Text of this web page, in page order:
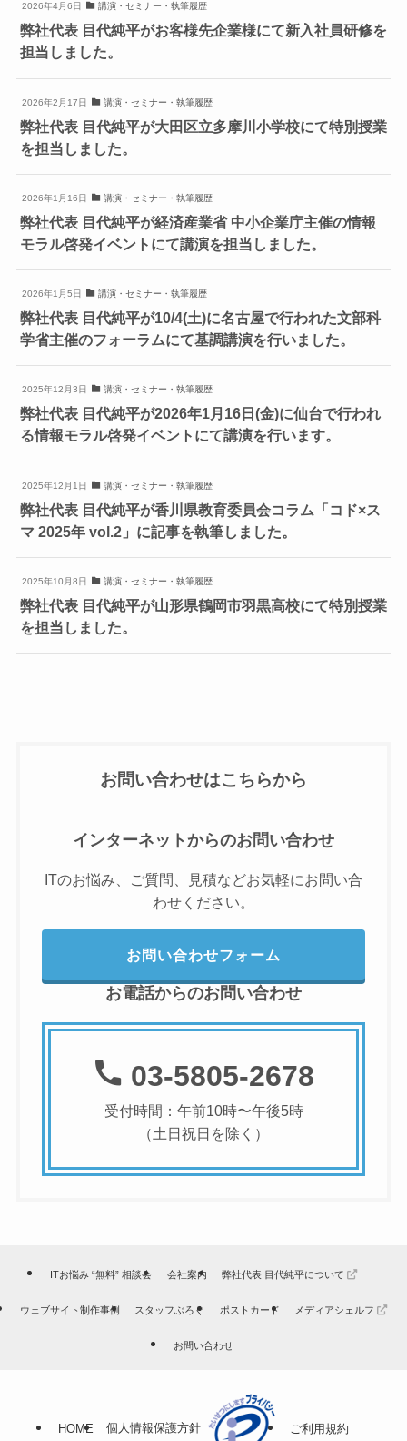
2026年4月6日 講演・セミナー・執筆履歴
弊社代表 目代純平がお客様先企業様にて新入社員研修を
担当しました。
2026年2月17日 講演・セミナー・執筆履歴
弊社代表 目代純平が大田区立多摩川小学校にて特別授業
を担当しました。
2026年1月16日 講演・セミナー・執筆履歴
弊社代表 目代純平が経済産業省 中小企業庁主催の情報
モラル啓発イベントにて講演を担当しました。
2026年1月5日 講演・セミナー・執筆履歴
弊社代表 目代純平が10/4(土)に名古屋で行われた文部科
学省主催のフォーラムにて基調講演を行いました。
2025年12月3日 講演・セミナー・執筆履歴
弊社代表 目代純平が2026年1月16日(金)に仙台で行われ
る情報モラル啓発イベントにて講演を行います。
2025年12月1日 講演・セミナー・執筆履歴
弊社代表 目代純平が香川県教育委員会コラム「コド×ス
マ 2025年 vol.2」に記事を執筆しました。
2025年10月8日 講演・セミナー・執筆履歴
弊社代表 目代純平が山形県鶴岡市羽黒高校にて特別授業
を担当しました。
お問い合わせはこちらから
インターネットからのお問い合わせ
ITのお悩み、ご質問、見積などお気軽にお問い合
わせください。
お問い合わせフォーム
お電話からのお問い合わせ
03-5805-2678
受付時間：午前10時〜午後5時
（土日祝日を除く）
ITお悩み “無料” 相談会 会社案内 弊社代表 目代純平について
ウェブサイト制作事例 スタッフぶろぐ ポストカード メディアシェルフ
お問い合わせ
HOME 個人情報保護方針 ご利用規約